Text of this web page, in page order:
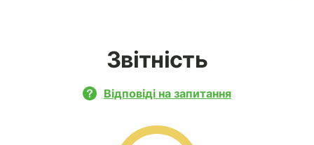
Звітність
Відповіді на запитання